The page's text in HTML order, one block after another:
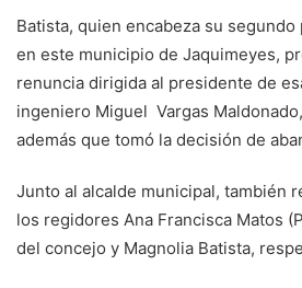
Batista, quien encabeza su
en este municipio de Jaquimeyes,
renuncia dirigida al presidente de
ingeniero Miguel Vargas
además que tomó la decisión de
Junto al alcalde municipal, también
los regidores Ana Francisca Matos
del concejo y Magnolia Batista,